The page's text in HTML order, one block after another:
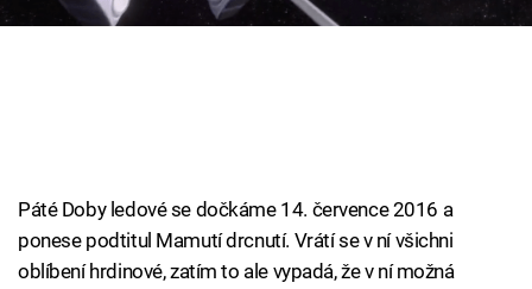
TV Program
Sledujte nás
Páté Doby ledové se dočkáme 14. července 2016 a
ponese podtitul Mamutí drcnutí. Vrátí se v ní všichni
oblíbení hrdinové, zatím to ale vypadá, že v ní možná